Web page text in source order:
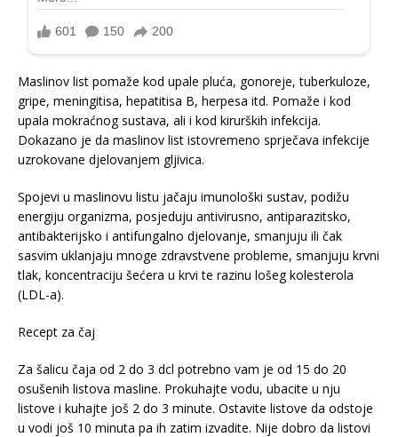
Maslinov list pomaže kod upale pluća, gonoreje, tuberkuloze,
gripe, meningitisa, hepatitisa B, herpesa itd. Pomaže i kod
upala mokraćnog sustava, ali i kod kirurških infekcija.
Dokazano je da maslinov list istovremeno sprječava infekcije
uzrokovane djelovanjem gljivica.
Spojevi u maslinovu listu jačaju imunološki sustav, podižu
energiju organizma, posjeduju antivirusno, antiparazitsko,
antibakterijsko i antifungalno djelovanje, smanjuju ili čak
sasvim uklanjaju mnoge zdravstvene probleme, smanjuju krvni
tlak, koncentraciju šećera u krvi te razinu lošeg kolesterola
(LDL-a).
Recept za čaj
Za šalicu čaja od 2 do 3 dcl potrebno vam je od 15 do 20
osušenih listova masline. Prokuhajte vodu, ubacite u nju
listove i kuhajte još 2 do 3 minute. Ostavite listove da odstoje
u vodi još 10 minuta pa ih zatim izvadite. Nije dobro da listovi